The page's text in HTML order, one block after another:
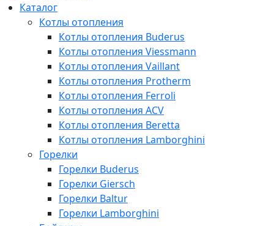
Каталог
Котлы отопления
Котлы отопления Buderus
Котлы отопления Viessmann
Котлы отопления Vaillant
Котлы отопления Protherm
Котлы отопления Ferroli
Котлы отопления ACV
Котлы отопления Beretta
Котлы отопления Lamborghini
Горелки
Горелки Buderus
Горелки Giersch
Горелки Baltur
Горелки Lamborghini